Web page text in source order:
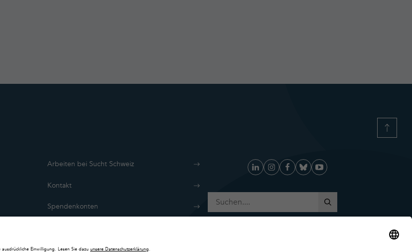
Arbeiten bei Sucht Schweiz
Kontakt
Spendenkonten
Impressum